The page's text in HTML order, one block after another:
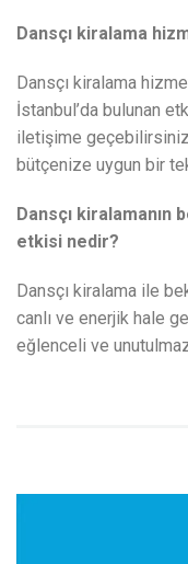
Dansçı kiralama
Dansçı kiralama
İstanbul’da bulunan
iletişime
bütçenize uygun bir
Dansçı
etkisi nedir?
Dansçı kiralama ile
canlı ve enerjik hale
eğlenceli ve